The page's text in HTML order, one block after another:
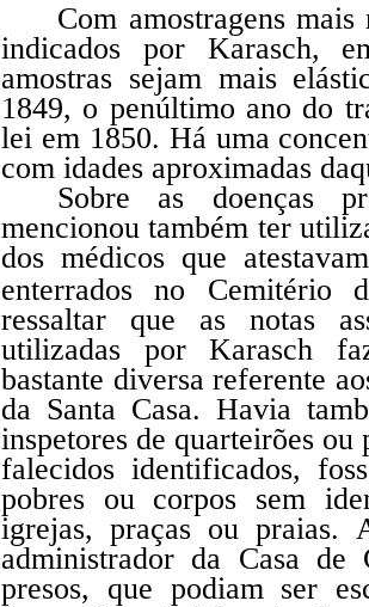
Com amostragens
indicados por Karasch,
amostras sejam mais
1849, o penúltimo ano do
lei em 1850. Há uma
com idades aproximadas
Sobre as doenças
mencionou também ter
dos médicos que
enterrados no Cemitério
ressaltar que as notas
utilizadas por Karasch
bastante diversa referente
da Santa Casa. Havia
inspetores de quarteirões
falecidos identificados,
pobres ou corpos sem
igrejas, praças ou praias.
administrador da Casa de
presos, que podiam ser